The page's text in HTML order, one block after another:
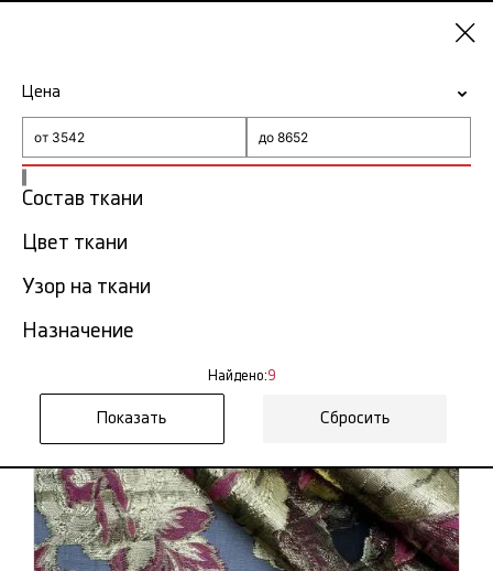
ГлавнаяТкань филькупе
Ткань филькупе в Казани
Фильтр
Показать все
Цена
Состав ткани
Цвет ткани
Узор на ткани
Назначение
Найдено:9
Сбросить